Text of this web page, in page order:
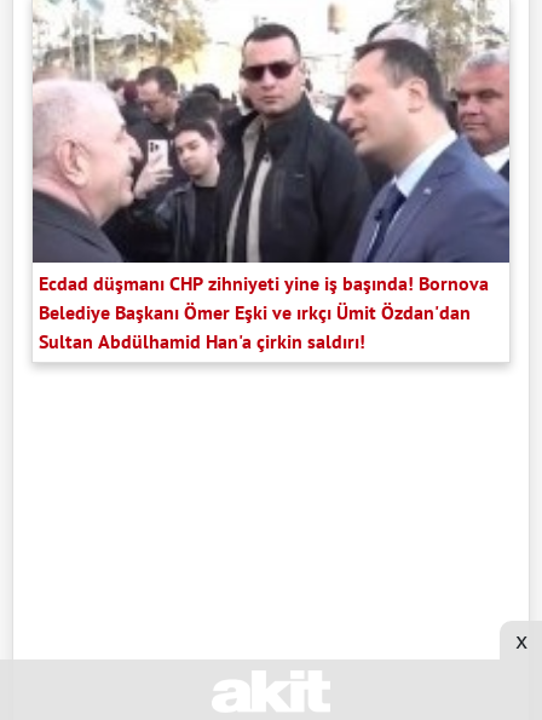
Ecdad düşmanı CHP zihniyeti yine iş başında! Bornova
Belediye Başkanı Ömer Eşki ve ırkçı Ümit Özdan'dan
Sultan Abdülhamid Han'a çirkin saldırı!
x